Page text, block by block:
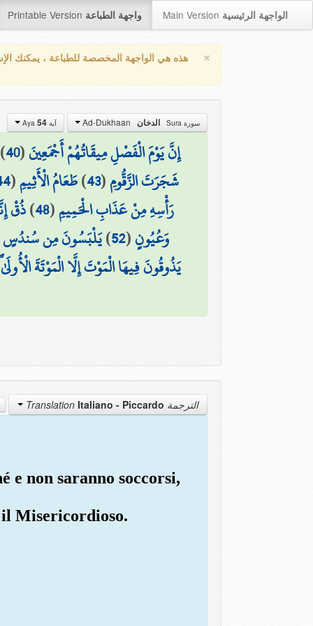
Printable Version واجهة الطباعة Main Version الواجهة الرئيسية
× هذه هي الواجهة المخصصة للطباعة ، يمكنك
سورة Sura الدخان آية Aya 54
إِنَّ يَوْمَ الْفَصْلِ مِيقَاتُهُمْ أَجْمَعِينَ(
40
شَجَرَتَ الزَّقُّومِ(
43
)طَعَامُ الْأَثِيمِ(
رَأْسِهِ مِنْ عَذَابِ الْحَمِيمِ(
48
)ذُقْ
وَعُيُونٍ(
52
)يَلْبَسُونَ مِن سُندُسٍ
يَذُوقُونَ فِيهَا الْمَوْتَ إِلَّا الْمَوْتَةَ
الترجمة Translation Italiano - Piccardo
e non saranno soccorsi,
Misericordioso.